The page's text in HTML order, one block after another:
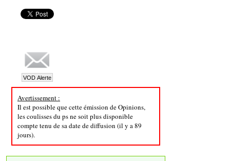
Avertissement :
Il est possible que cette émission de Opinions,
les coulisses du ps ne soit plus disponible
compte tenu de sa date de diffusion (il y a 89
jours).